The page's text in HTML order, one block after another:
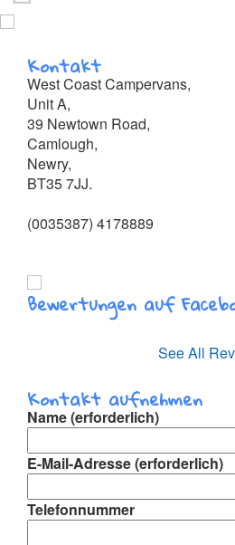
Kontakt
West Coast Campervans,
Unit A,
39 Newtown Road,
Camlough,
Newry,
BT35 7JJ.
(0035387) 4178889
Bewertungen auf
See All
Kontakt aufnehmen
Name (erforderlich)
E-Mail-Adresse (erforderlich)
Telefonnummer